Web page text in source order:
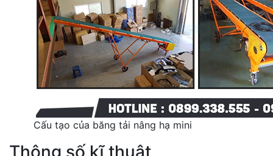
Cấu tạo của băng tải nâng hạ mini